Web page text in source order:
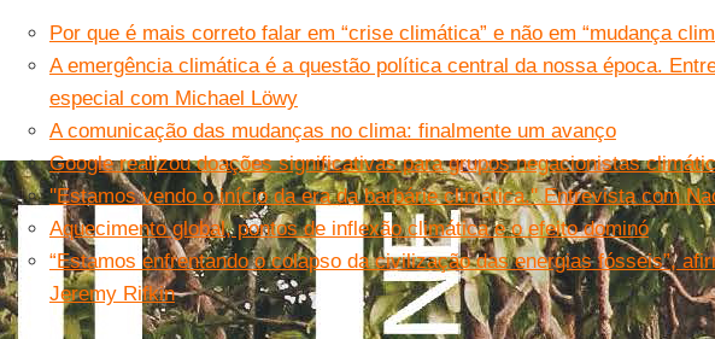
Por que é mais correto falar em “crise climática” e não em “mudança
A emergência climática é a questão política central da nossa época.
especial com Michael Löwy
A comunicação das mudanças no clima: finalmente um avanço
Google realizou doações significativas para grupos negacionistas
''Estamos vendo o início da era da barbárie climática.'' Entrevista com
Aquecimento global, pontos de inflexão climática e o efeito dominó
“Estamos enfrentando o colapso da civilização das energias fósseis”,
Jeremy Rifkin